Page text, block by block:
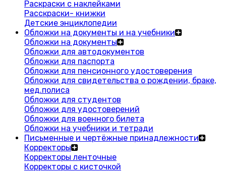
Раскраски с наклейками
Расскраски- книжки
Детские энциклопедии
Обложки на документы и на учебники
Обложки на документы
Обложки для автодокументов
Обложки для паспорта
Обложки для пенсионного удостоверения
Обложки для свидетельства о рождении, браке,
мед.полиса
Обложки для студентов
Обложки для удостоверений
Обложки для военного билета
Обложки на учебники и тетради
Письменные и чертёжные принадлежности
Корректоры
Корректоры ленточные
Корректоры с кисточкой